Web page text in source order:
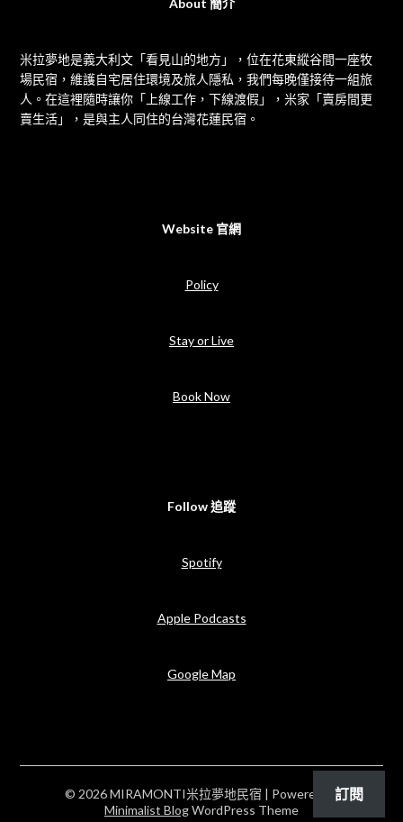
About 簡介
米拉夢地是義大利文「看見山的地方」，位在花東縱谷間一座牧
場民宿，維護自宅居住環境及旅人隱私，我們每晚僅接待一組旅
人。在這裡隨時讓你「上線工作，下線渡假」，米家「賣房間更
賣生活」，是與主人同住的台灣花蓮民宿。
Website 官網
Policy
Stay or Live
Book Now
Follow 追蹤
Spotify
Apple Podcasts
Google Map
© 2026 MIRAMONTI米拉夢地民宿 | Powered by
Minimalist BlogWordPress Theme
訂閱